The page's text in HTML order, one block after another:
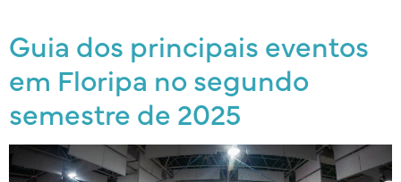
Guia dos principais eventos
em Floripa no segundo
semestre de 2025